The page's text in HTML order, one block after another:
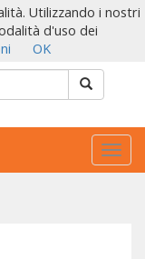
Utilizzando i nostri
d'uso dei
OK